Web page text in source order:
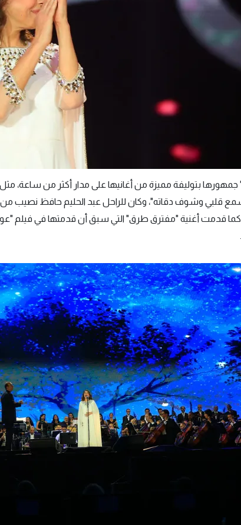
بتوليفة مميزة من أغانيها على مدار أكثر من ساعة، مثل
قلبي وشوف دقاته"، وكان للراحل عبد الحليم حافظ نصيب من
كما قدمت أغنية "مفترق طرق" التي سبق أن قدمتها في فيلم